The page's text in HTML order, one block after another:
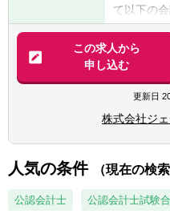
【歓迎経
■英語力ビ
初心者も
■税理士尚可
■公認会計
【求める
■クレジッ
自律的に
て以下の
【具体的に
■海外子会
■単体決
門知識を
■JCB社が
社連結決算
■社内会計
■決裁書の
る契約書
■会計観点
この求人から
申し込む
更新日
株式会社ジ
人気の条件 （現在の検
公認会計士 公認会計士試験